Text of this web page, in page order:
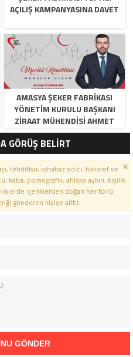
AÇILIŞ KAMPANYASINA DAVET
AMASYA ŞEKER FABRIKASI
YÖNETIM KURULU BAŞKANI
ZIRAAT MÜHENDISI AHMET
ÖZARSLAN’IN MEVLID KANDILI
MESAJI
GÖRÜŞ BELİRT
tehditkar, rahatsız edici, hakaret ve
kaba, pornografik, ahlaka aykırı, kişilik
içeriklerden doğan her türlü
gönderen kişiye aittir.
GÖNDER